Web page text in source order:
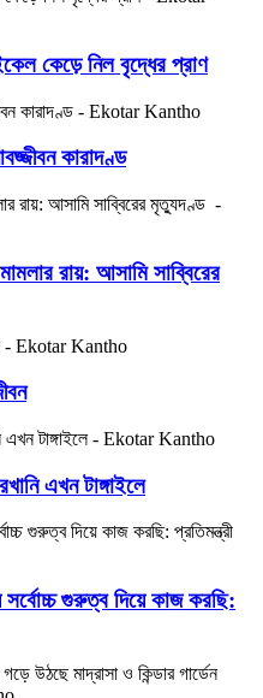
কেড়ে নিল বৃদ্ধের প্রাণ
কারাদণ্ড
রায়: আসামি সাব্বিরের
এখন টাঙ্গাইলে
সর্বোচ্চ গুরুত্ব দিয়ে কাজ করছি: